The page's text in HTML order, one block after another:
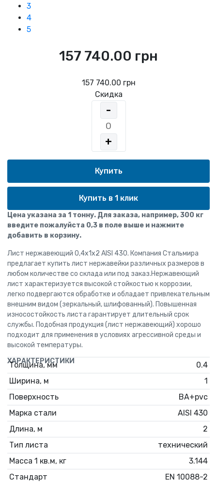
3
4
5
157 740.00 грн
157 740.00 грн
Скидка
-
+
Купить в 1 клик
Цена указана за 1 тонну. Для заказа, например, 300 кг
введите пожалуйста 0,3 в поле выше и нажмите
добавить в корзину.
Лист нержавеющий 0,4x1x2 AISI 430. Компания Стальмира
предлагает купить лист нержавейки различных размеров в
любом количестве со склада или под заказ.Нержавеющий
лист характеризуется высокой стойкостью к коррозии,
легко подвергаются обработке и обладает привлекательным
внешним видом (зеркальный, шлифованный). Повышенная
износостойкость листа гарантирует длительный срок
службы. Подобная продукция (лист нержавеющий) хорошо
подходит для применения в условиях агрессивной среды и
высокой температуры.
ХАРАКТЕРИСТИКИ
Толщина, мм
0.4
Ширина, м
1
Поверхность
BA+pvc
Марка стали
AISI 430
Длина, м
2
Тип листа
технический
Масса 1 кв.м, кг
3.144
Стандарт
EN 10088-2